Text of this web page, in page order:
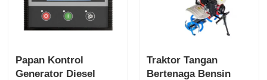
Papan Kontrol
Generator Diesel
Traktor Tangan
Bertenaga Bensin